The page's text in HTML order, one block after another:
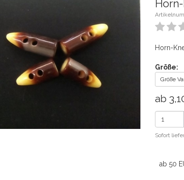
Horn-
Größe:
Größe
ab
Sofort
ab 50